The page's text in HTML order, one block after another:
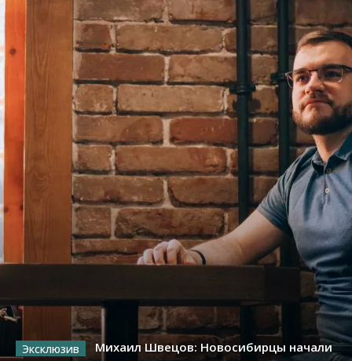
Михаил Швецов: Новосибирцы начали